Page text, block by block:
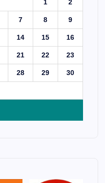
1 2
7 8 9
14 15 16
21 22 23
28 29 30